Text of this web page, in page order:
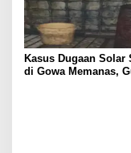
Kasus Dugaan Solar
di Gowa Memanas,